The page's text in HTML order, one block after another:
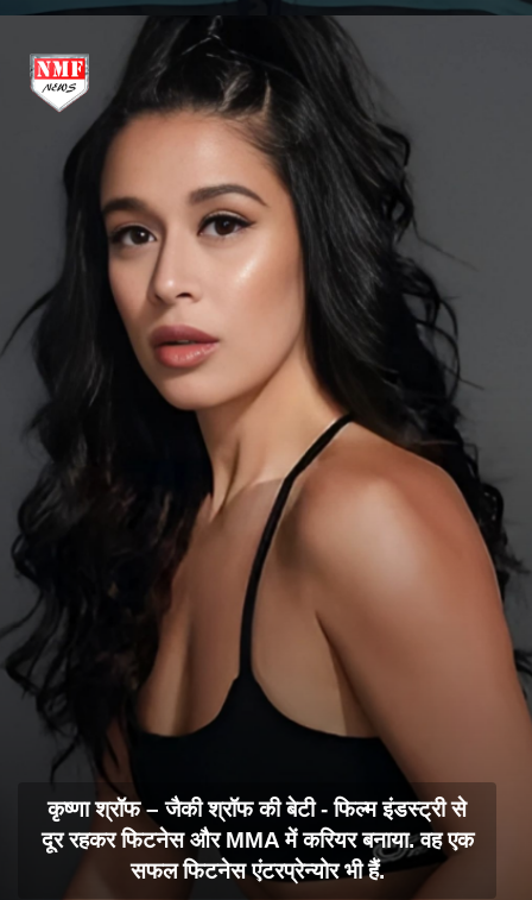
कृष्णा श्रॉफ – जैकी श्रॉफ की बेटी - फिल्म इंडस्ट्री से
दूर रहकर फिटनेस और MMA में करियर बनाया. वह एक
सफल फिटनेस एंटरप्रेन्योर भी हैं.